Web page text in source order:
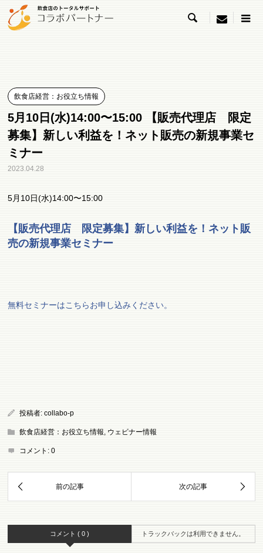
 menu
飲食店経営：お役立ち情報
5月10日(水)14:00〜15:00 【販売代理店 限定
募集】新しい利益を！ネット販売の新規事業セ
ミナー
2023.04.28
5月10日(水)14:00〜15:00
【販売代理店 限定募集】新しい利益を！ネット販
売の新規事業セミナー
無料セミナーはこちらお申し込みください。
投稿者:collabo-p
飲食店経営：お役立ち情報, ウェビナー情報
コメント:0
コメント ( 0 ) トラックバックは利用できません。